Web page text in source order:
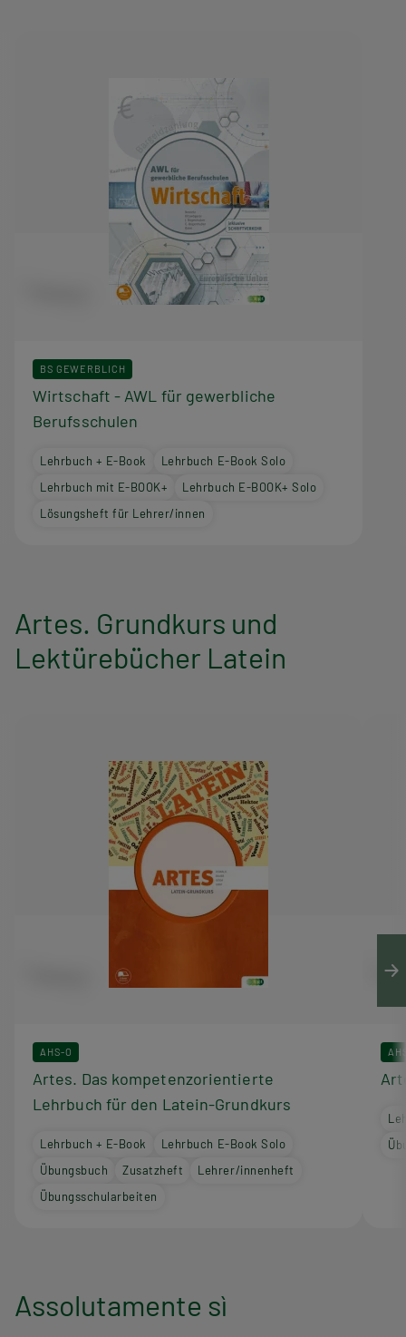
BS GEWERBLICH
Wirtschaft - AWL für gewerbliche
Berufsschulen
Lehrbuch + E-Book
Lehrbuch E-Book Solo
Lehrbuch mit E-BOOK+
Lehrbuch E-BOOK+ Solo
Lösungsheft für Lehrer/innen
Artes. Grundkurs und
Lektürebücher Latein
AHS-O
Artes. Das kompetenzorientierte
Lehrbuch für den Latein-Grundkurs
Lehrbuch + E-Book
Lehrbuch E-Book Solo
Übungsbuch
Zusatzheft
Lehrer/innenheft
Übungsschularbeiten
Assolutamente sì